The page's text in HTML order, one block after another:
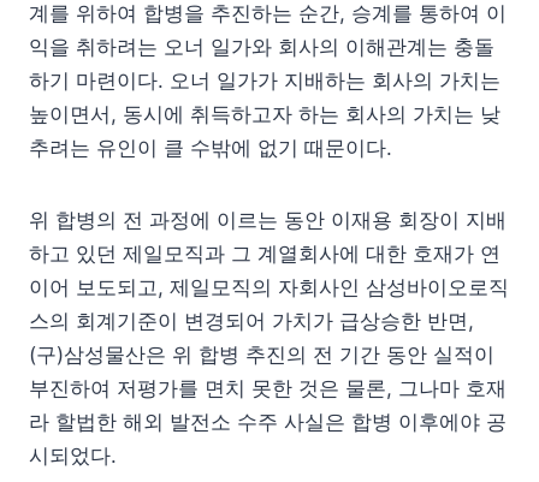
계를 위하여 합병을 추진하는 순간, 승계를 통하여 이
익을 취하려는 오너 일가와 회사의 이해관계는 충돌
하기 마련이다. 오너 일가가 지배하는 회사의 가치는
높이면서, 동시에 취득하고자 하는 회사의 가치는 낮
추려는 유인이 클 수밖에 없기 때문이다.
위 합병의 전 과정에 이르는 동안 이재용 회장이 지배
하고 있던 제일모직과 그 계열회사에 대한 호재가 연
이어 보도되고, 제일모직의 자회사인 삼성바이오로직
스의 회계기준이 변경되어 가치가 급상승한 반면,
(구)삼성물산은 위 합병 추진의 전 기간 동안 실적이
부진하여 저평가를 면치 못한 것은 물론, 그나마 호재
라 할법한 해외 발전소 수주 사실은 합병 이후에야 공
시되었다.